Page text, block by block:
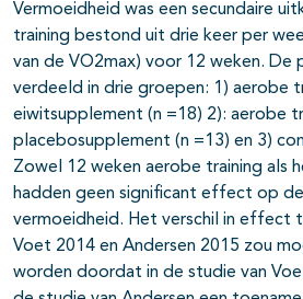
Vermoeidheid was een secundaire
training bestond uit drie keer per
van de VO2max) voor 12 weken. De
verdeeld in drie groepen: 1) aerobe
eiwitsupplement (n =18) 2): aerobe
placebosupplement (n =13) en 3)
Zowel 12 weken aerobe training als
hadden geen significant effect op
vermoeidheid. Het verschil in effect
Voet 2014 en Andersen 2015 zou
worden doordat in de studie van